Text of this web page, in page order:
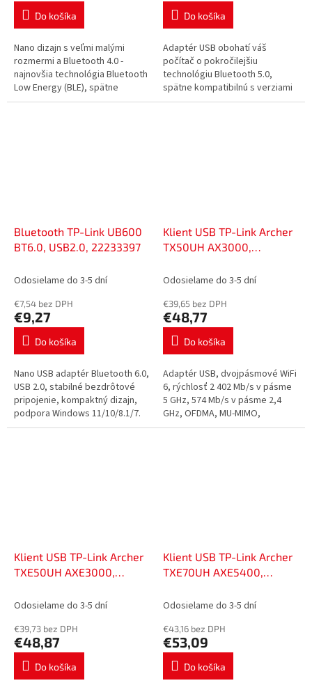
Do košíka
Nano dizajn s veľmi malými
rozmermi a Bluetooth 4.0 -
najnovšia technológia Bluetooth
Low Energy (BLE), spätne
kompatibilná s BT V
Do košíka
Adaptér USB obohatí váš
počítač o pokročilejšiu
technológiu Bluetooth 5.0,
spätne kompatibilnú s verziami
4.0/3.0/2.1/2.0/1.1, s lepšou
Bluetooth TP-Link UB600
BT6.0, USB2.0, 22233397
Odosielame do 3-5 dní
€7,54 bez DPH
€9,27
Do košíka
Nano USB adaptér Bluetooth 6.0,
USB 2.0, stabilné bezdrôtové
pripojenie, kompaktný dizajn,
podpora Windows 11/10/8.1/7.
Klient USB TP-Link Archer
TX50UH AX3000,
52055857
Odosielame do 3-5 dní
€39,65 bez DPH
€48,77
Do košíka
Adaptér USB, dvojpásmové WiFi
6, rýchlosť 2 402 Mb/s v pásme
5 GHz, 574 Mb/s v pásme 2,4
GHz, OFDMA, MU-MIMO,
zabezpečenie WPA3.
Klient USB TP-Link Archer
TXE50UH AXE3000,
52055814
Odosielame do 3-5 dní
€39,73 bez DPH
€48,87
Do košíka
Klient USB TP-Link Archer
TXE70UH AXE5400,
52055858
Odosielame do 3-5 dní
€43,16 bez DPH
€53,09
Do košíka